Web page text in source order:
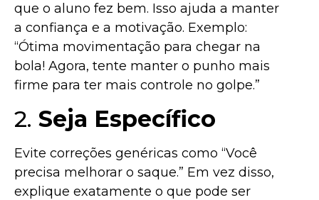
que o aluno fez bem. Isso ajuda a manter
a confiança e a motivação. Exemplo:
“Ótima movimentação para chegar na
bola! Agora, tente manter o punho mais
firme para ter mais controle no golpe.”
2. Seja Específico
Evite correções genéricas como “Você
precisa melhorar o saque.” Em vez disso,
explique exatamente o que pode ser